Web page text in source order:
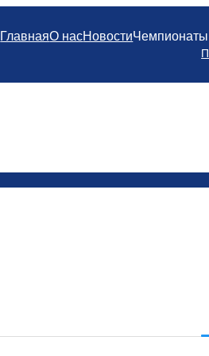
ГлавнаяО насНовостиЧемпионаты